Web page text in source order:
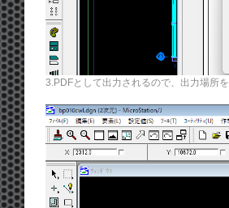
3.PDFとして出力されるので、出力場所